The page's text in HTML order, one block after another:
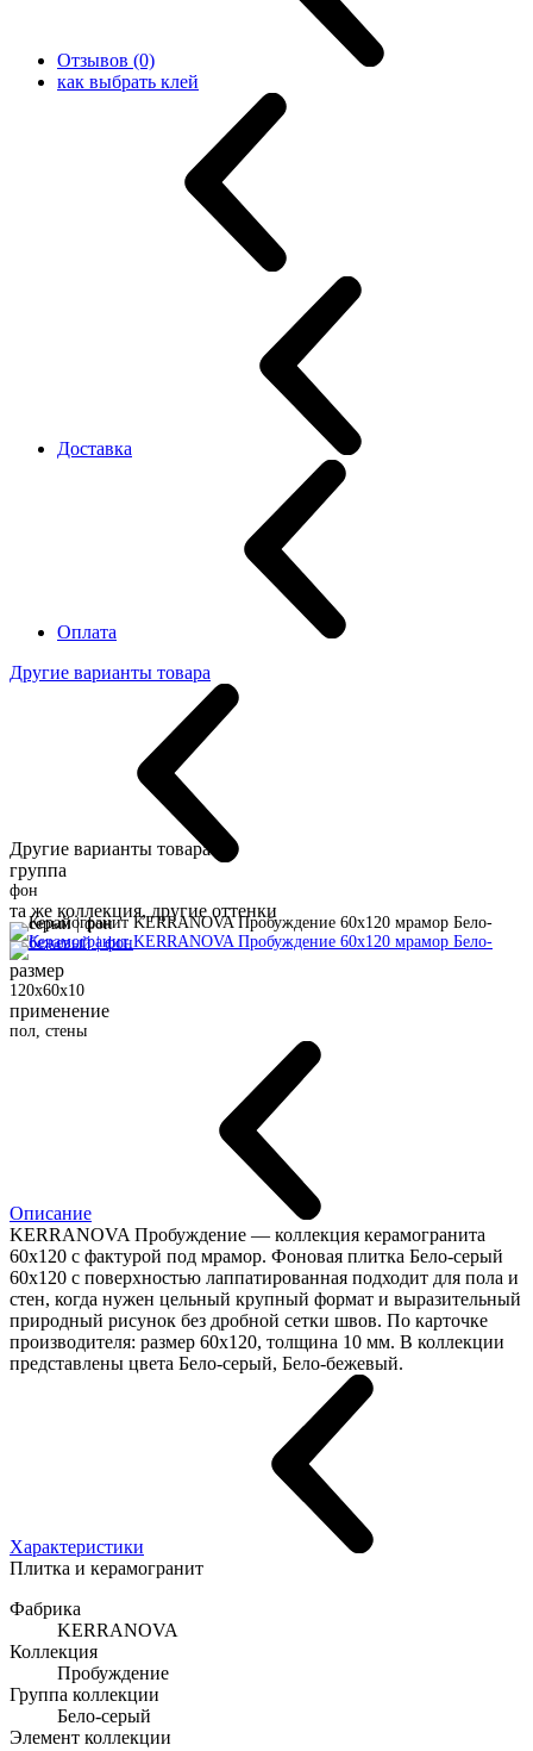
Отзывов (0)
как выбрать клей
Доставка
Оплата
Другие варианты товара
Другие варианты товара:
группа
фон
та же коллекция, другие оттенки
размер
120x60x10
применение
пол, стены
Описание
KERRANOVA Пробуждение — коллекция керамогранита
60x120 с фактурой под мрамор. Фоновая плитка Бело-серый
60x120 с поверхностью лаппатированная подходит для пола и
стен, когда нужен цельный крупный формат и выразительный
природный рисунок без дробной сетки швов. По карточке
производителя: размер 60x120, толщина 10 мм. В коллекции
представлены цвета Бело-серый, Бело-бежевый.
Характеристики
Плитка и керамогранит
Фабрика
KERRANOVA
Коллекция
Пробуждение
Группа коллекции
Бело-серый
Элемент коллекции